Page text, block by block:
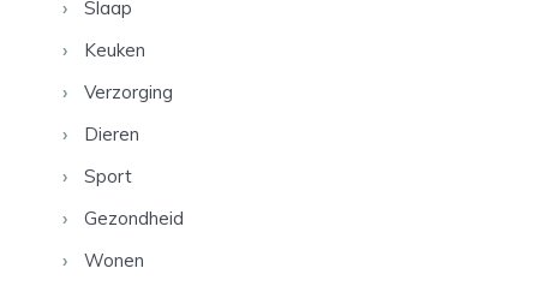
Slaap
Keuken
Verzorging
Dieren
Sport
Gezondheid
Wonen